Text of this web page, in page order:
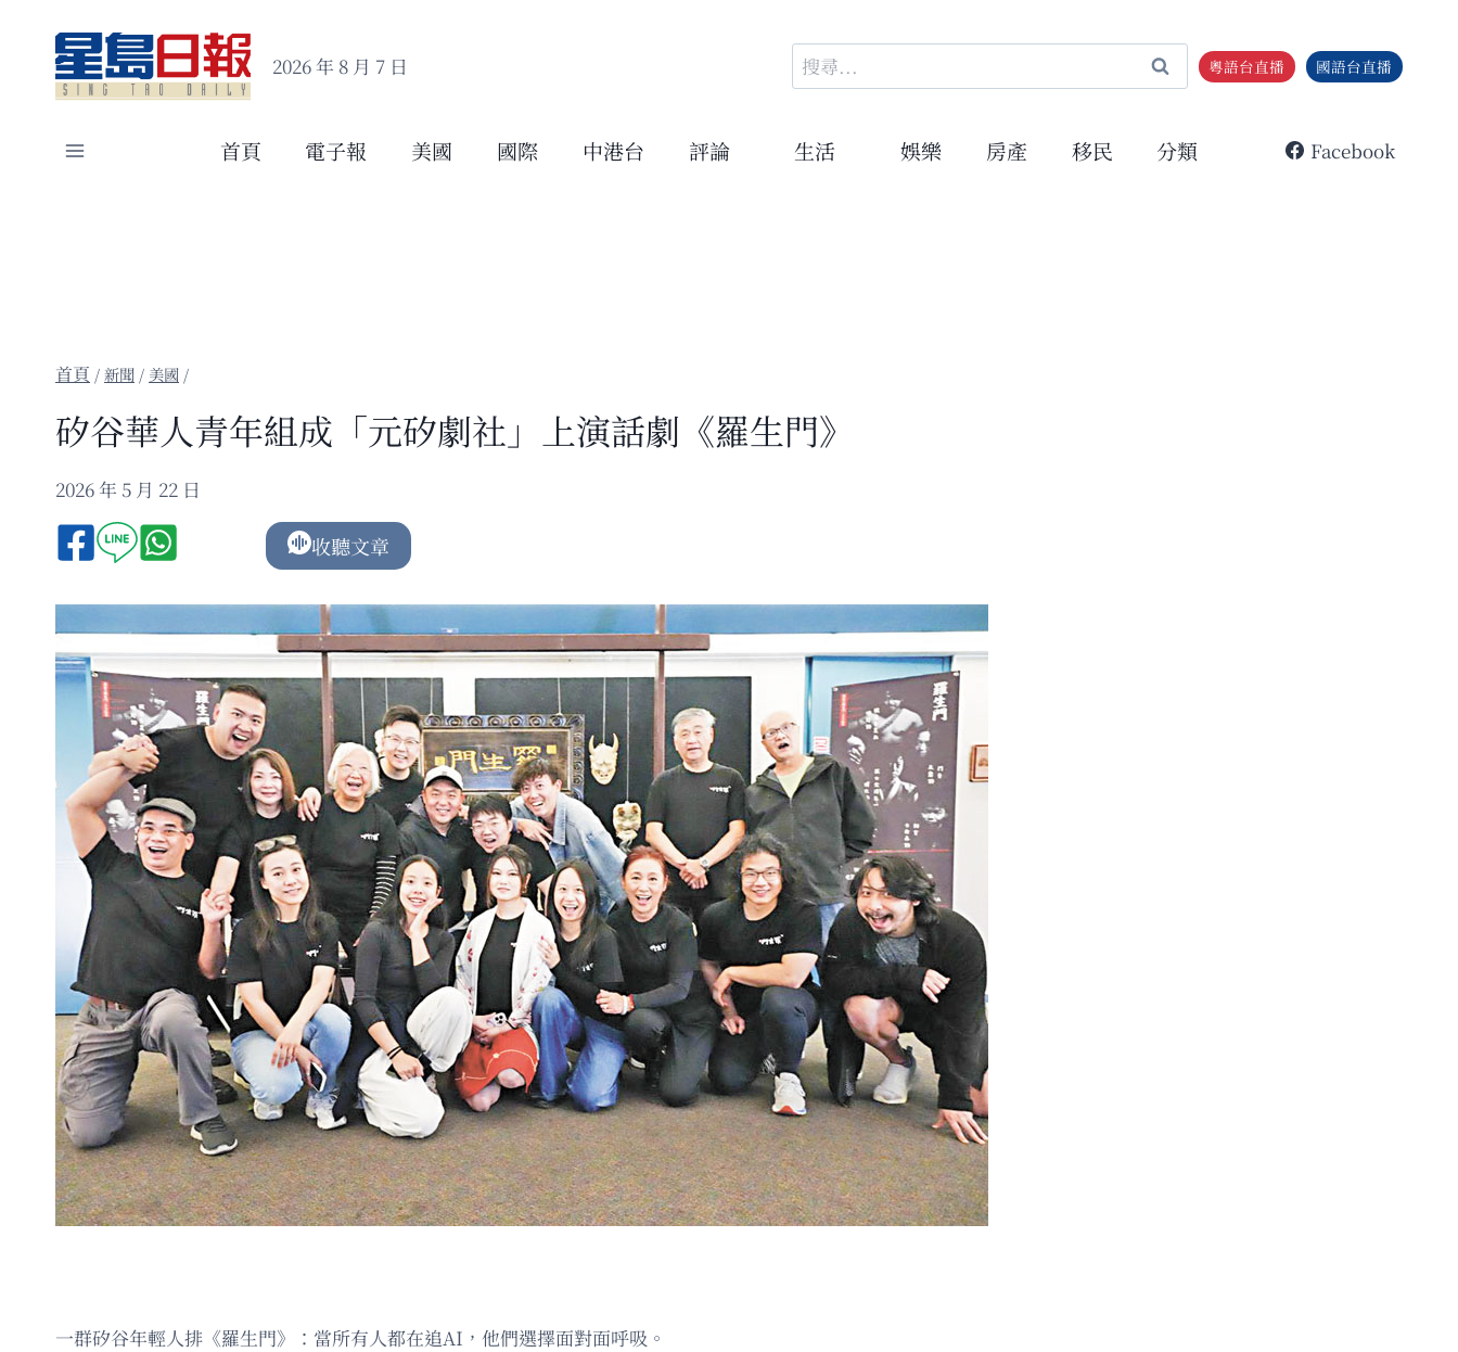
content
2026 年 8 月 7 日
搜
尋
鍵
粵語台直播 國語台直播
首頁 電子報 美國 國際 中港台 評論 生活 娛樂 房產 移民 分類 Facebook
/新聞 / 美國 /
矽谷華人青年組成「元矽劇社」上演話劇《羅生門》
2026 年 5 月 22 日
收聽文章
一群矽谷年輕人排《羅生門》：當所有人都在追AI，他們選擇面對面呼吸。